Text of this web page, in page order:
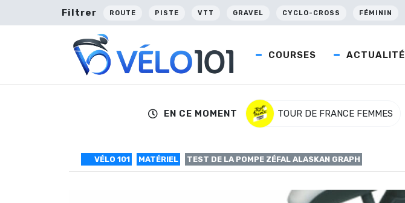
Filtrer ROUTE PISTE VTT GRAVEL CYCLO-CROSS FÉMININ
COURSES ACTUALITÉ
EN CE MOMENT TOUR DE FRANCE FEMMES
VÉLO 101 MATÉRIEL TEST DE LA POMPE ZÉFAL ALASKAN GRAPH